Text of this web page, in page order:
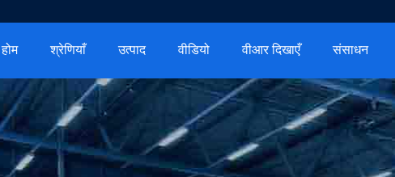
होम श्रेणियाँ उत्पाद वीडियो वीआर दिखाएँ संसाधन